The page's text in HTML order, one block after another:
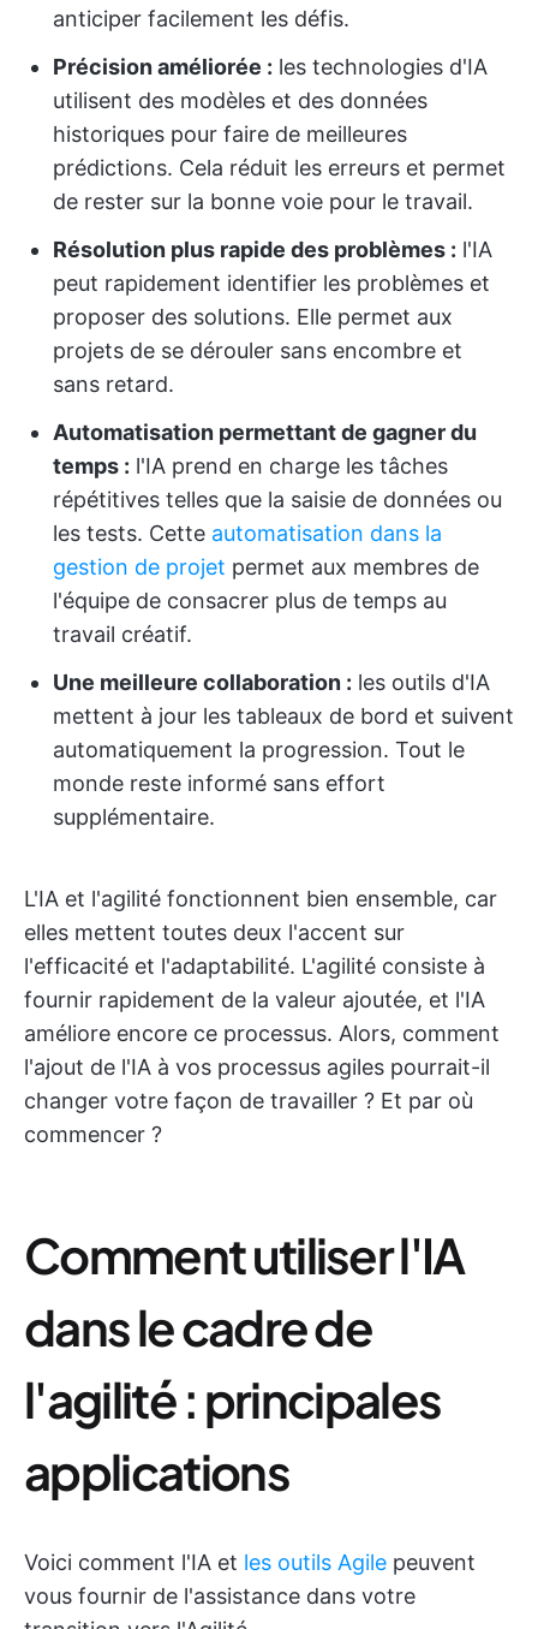
anticiper facilement les défis.
Précision améliorée : les technologies d'IA
utilisent des modèles et des données
historiques pour faire de meilleures
prédictions. Cela réduit les erreurs et permet
de rester sur la bonne voie pour le travail.
Résolution plus rapide des problèmes : l'IA
peut rapidement identifier les problèmes et
proposer des solutions. Elle permet aux
projets de se dérouler sans encombre et
sans retard.
Automatisation permettant de gagner du
temps : l'IA prend en charge les tâches
répétitives telles que la saisie de données ou
les tests. Cette automatisation dans la
gestion de projet permet aux membres de
l'équipe de consacrer plus de temps au
travail créatif.
Une meilleure collaboration : les outils d'IA
mettent à jour les tableaux de bord et suivent
automatiquement la progression. Tout le
monde reste informé sans effort
supplémentaire.
L'IA et l'agilité fonctionnent bien ensemble, car
elles mettent toutes deux l'accent sur
l'efficacité et l'adaptabilité. L'agilité consiste à
fournir rapidement de la valeur ajoutée, et l'IA
améliore encore ce processus. Alors, comment
l'ajout de l'IA à vos processus agiles pourrait-il
changer votre façon de travailler ? Et par où
commencer ?
Comment utiliser l'IA
dans le cadre de
l'agilité : principales
applications
Voici comment l'IA et les outils Agile peuvent
vous fournir de l'assistance dans votre